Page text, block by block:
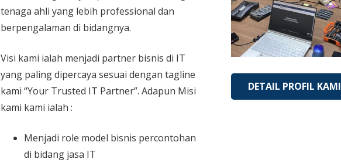
tenaga ahli yang lebih professional dan
berpengalaman di bidangnya.
Visi kami ialah menjadi partner bisnis di IT
yang paling dipercaya sesuai dengan tagline
kami “Your Trusted IT Partner”. Adapun Misi
kami kami ialah :
Menjadi role model bisnis percontohan
di bidang jasa IT
DETAIL PROFIL KAMI